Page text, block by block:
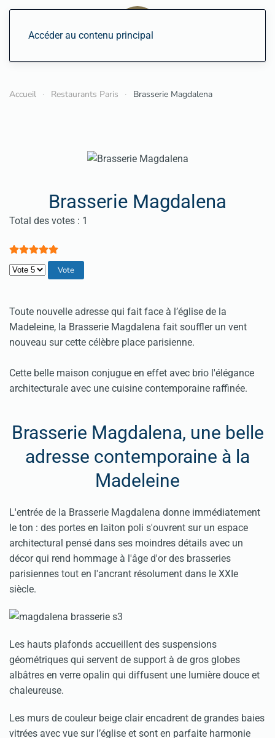
Accéder au contenu principal
Accueil Restaurants Paris Brasserie Magdalena
Brasserie Magdalena
Vote utilisateur:5/
Total des votes : 1
Veuillez voter
Toute nouvelle adresse qui fait face à l’église de la
Madeleine, la Brasserie Magdalena fait souffler un vent
nouveau sur cette célèbre place parisienne.
Cette belle maison conjugue en effet avec brio l'élégance
architecturale avec une cuisine contemporaine raffinée.
Brasserie Magdalena, une belle
adresse contemporaine à la
Madeleine
L'entrée de la Brasserie Magdalena donne immédiatement
le ton : des portes en laiton poli s'ouvrent sur un espace
architectural pensé dans ses moindres détails avec un
décor qui rend hommage à l'âge d'or des brasseries
parisiennes tout en l'ancrant résolument dans le XXIe
siècle.
Les hauts plafonds accueillent des suspensions
géométriques qui servent de support à de gros globes
albâtres en verre opalin qui diffusent une lumière douce et
chaleureuse.
Les murs de couleur beige clair encadrent de grandes baies
vitrées avec vue sur l’église et sont en parfaite harmonie